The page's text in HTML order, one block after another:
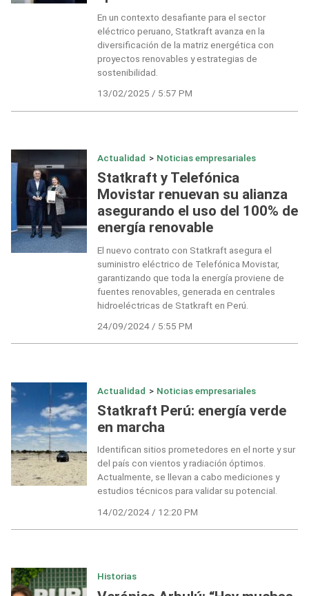
En un contexto desafiante para el sector
eléctrico peruano, Statkraft avanza en la
diversificación de la matriz energética con
proyectos renovables y estrategias de
sostenibilidad.
13/02/2025 / 5:57 PM
Actualidad > Noticias empresariales
Statkraft y Telefónica
Movistar renuevan su alianza
asegurando el uso del 100% de
energía renovable
El nuevo contrato con Statkraft asegura el
suministro eléctrico de Telefónica Movistar,
garantizando que toda la energía proviene de
fuentes renovables, generada en centrales
hidroeléctricas de Statkraft en Perú.
24/09/2024 / 5:55 PM
Actualidad > Noticias empresariales
Statkraft Perú: energía verde
en marcha
Identifican sitios prometedores en el norte y sur
del país con vientos y radiación óptimos.
Actualmente, se llevan a cabo mediciones y
estudios técnicos para validar su potencial.
14/02/2024 / 12:20 PM
Historias